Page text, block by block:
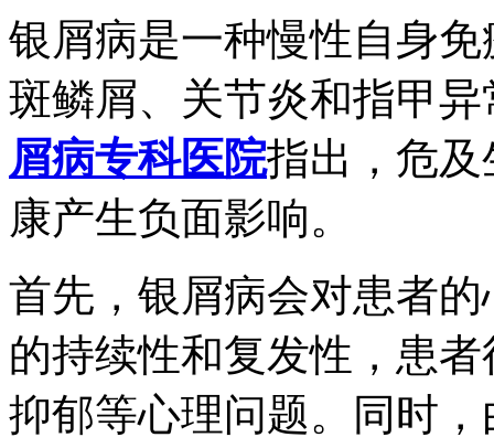
银屑病是一种慢性自身
斑鳞屑、关节炎和指甲
屑病专科医院指出，危
康产生负面影响。
首先，银屑病会对患者
的持续性和复发性，患
抑郁等心理问题。同时